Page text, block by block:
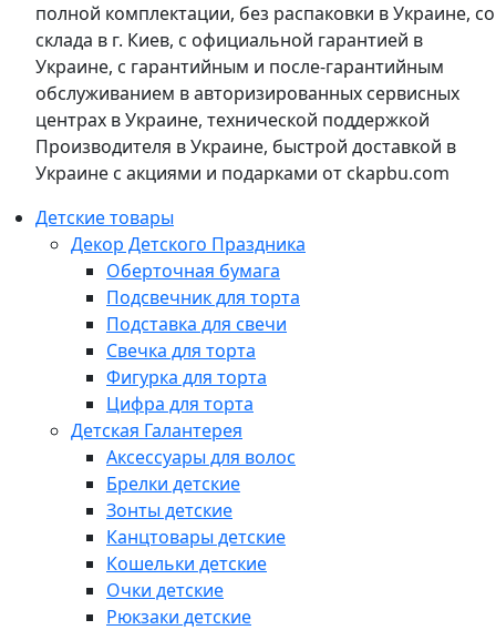
полной комплектации, без распаковки в Украине, со
склада в г. Киев, с официальной гарантией в
Украине, с гарантийным и после-гарантийным
обслуживанием в авторизированных сервисных
центрах в Украине, технической поддержкой
Производителя в Украине, быстрой доставкой в
Украине с акциями и подарками от ckapbu.com
Детские товары
Декор Детского Праздника
Оберточная бумага
Подсвечник для торта
Подставка для свечи
Свечка для торта
Фигурка для торта
Цифра для торта
Детская Галантерея
Аксессуары для волос
Брелки детские
Зонты детские
Канцтовары детские
Кошельки детские
Очки детские
Рюкзаки детские